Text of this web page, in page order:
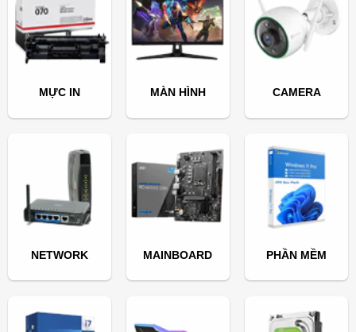
MỰC IN MÀN HÌNH CAMERA
NETWORK MAINBOARD PHẦN MỀM